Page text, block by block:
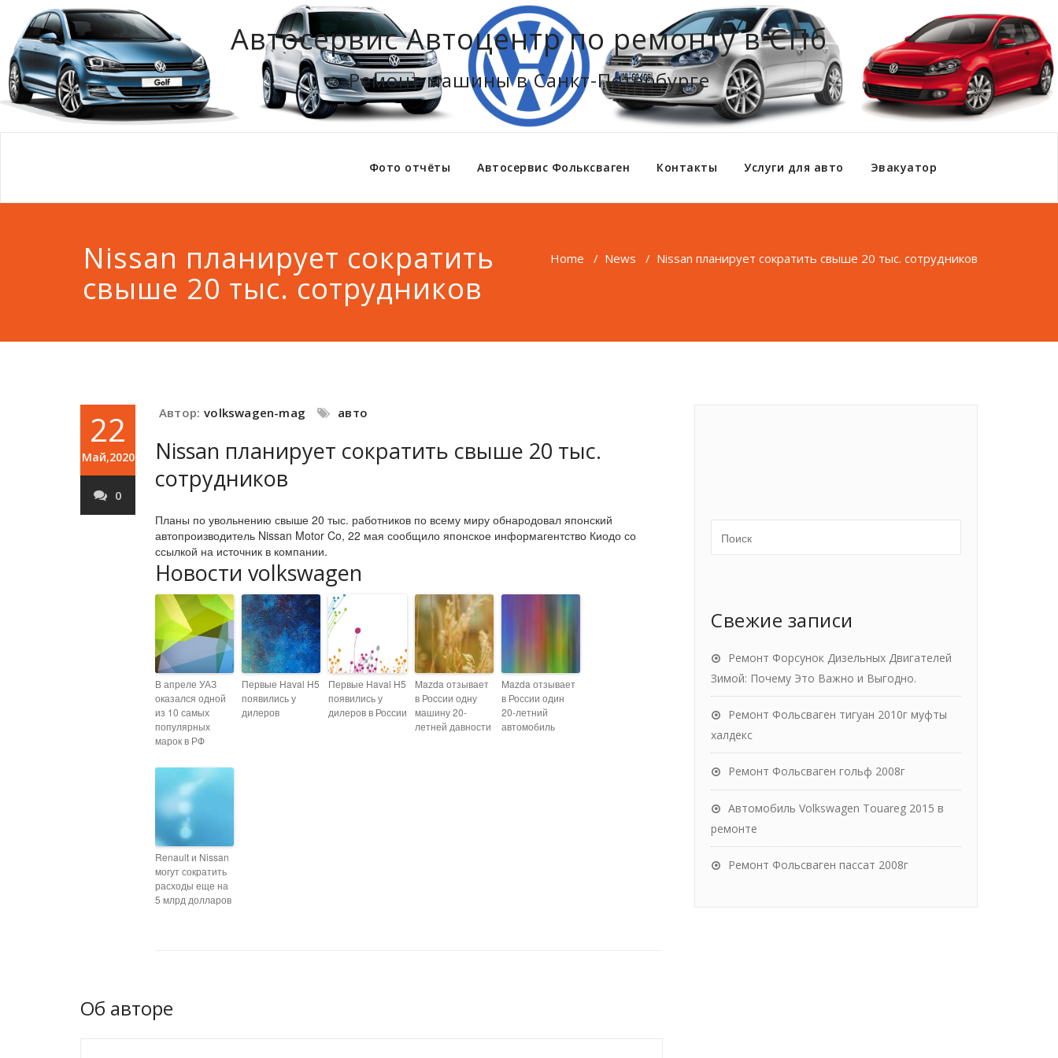
Автосервис Автоцентр по ремонту в СПб
Ремонт машины в Санкт-Петербурге
Фото отчёты Автосервис Фольксваген Контакты Услуги для авто Эвакуатор
Nissan планирует сократить
свыше 20 тыс. сотрудников
Home / News / Nissan планирует сократить свыше 20 тыс. сотрудников
22
Май,2020
0
Автор: volkswagen-mag авто
Nissan планирует сократить свыше 20 тыс.
сотрудников
Планы по увольнению свыше 20 тыс. работников по всему миру обнародовал японский
автопроизводитель Nissan Motor Co, 22 мая сообщило японское информагентство Киодо со
ссылкой на источник в компании.
Новости volkswagen
В апреле УАЗ
оказался одной
из 10 самых
популярных
марок в РФ
Первые Haval H5
появились у
дилеров
Первые Haval H5
появились у
дилеров в России
Mazda отзывает
в России одну
машину 20-
летней давности
Mazda отзывает
в России один
20-летний
автомобиль
Renault и Nissan
могут сократить
расходы еще на
5 млрд долларов
Об авторе
Свежие записи
Ремонт Форсунок Дизельных Двигателей
Зимой: Почему Это Важно и Выгодно.
Ремонт Фольсваген тигуан 2010г муфты
халдекс
Ремонт Фольсваген гольф 2008г
Автомобиль Volkswagen Touareg 2015 в
ремонте
Ремонт Фольсваген пассат 2008г